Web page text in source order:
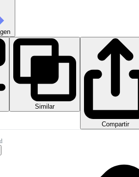
Similar
Compartir